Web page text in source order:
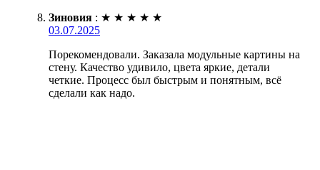
Зиновия : ★ ★ ★ ★ ★
03.07.2025
Порекомендовали. Заказала модульные картины на
стену. Качество удивило, цвета яркие, детали
четкие. Процесс был быстрым и понятным, всё
сделали как надо.